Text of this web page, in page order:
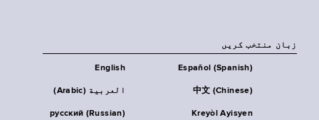
زبان منتخب کریں
English Español (Spanish)
العربية (Arabic) 中文 (Chinese)
русский (Russian)
Kreyòl Ayisyen